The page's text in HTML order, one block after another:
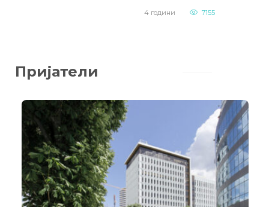
4 години 7155
Пријатели